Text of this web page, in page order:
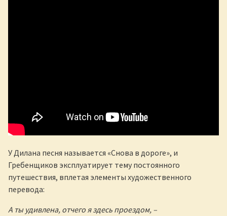
У Дилана песня называется «Снова в дороге», и
Гребенщиков эксплуатирует тему постоянного
путешествия, вплетая элементы художественного
перевода:
А ты удивлена, отчего я здесь проездом, –